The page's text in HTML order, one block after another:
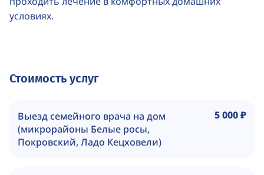
условиях.
Стоимость услуг
Выезд семейного врача на дом
(микрорайоны Белые росы,
Покровский, Ладо Кецховели)
5 000 ₽